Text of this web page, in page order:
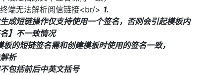
端无法解析阅信链接<br/> 1.
成短链操作仅支持使用一个签名，否则会引起模板内
名】不一致情况
的短链签名需和创建模板时使用的签名一致，
析
包括前后中英文括号